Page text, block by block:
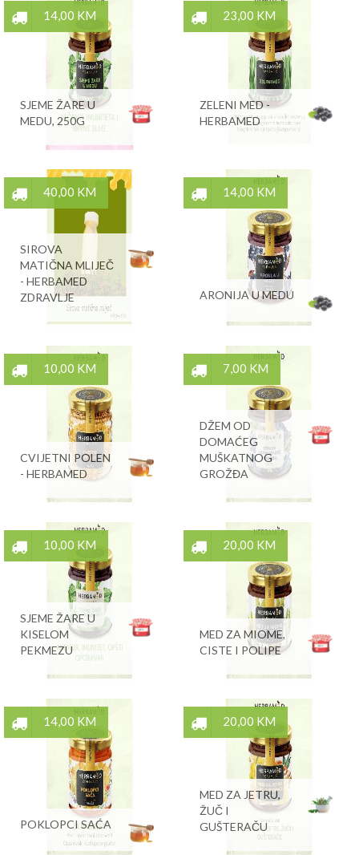
14,00 KM
SJEME ŽARE U
MEDU, 250G
23,00 KM
ZELENI MED -
HERBAMED
40,00 KM
SIROVA
MATIČNA MLIJEČ
- HERBAMED
ZDRAVLJE
14,00 KM
ARONIJA U MEDU
10,00 KM
CVIJETNI POLEN
- HERBAMED
7,00 KM
DŽEM OD
DOMAĆEG
MUŠKATNOG
GROŽĐA
10,00 KM
SJEME ŽARE U
KISELOM
PEKMEZU
20,00 KM
MED ZA MIOME,
CISTE I POLIPE
14,00 KM
POKLOPCI SAĆA
20,00 KM
MED ZA JETRU,
ŽUČ I
GUŠTERAČU